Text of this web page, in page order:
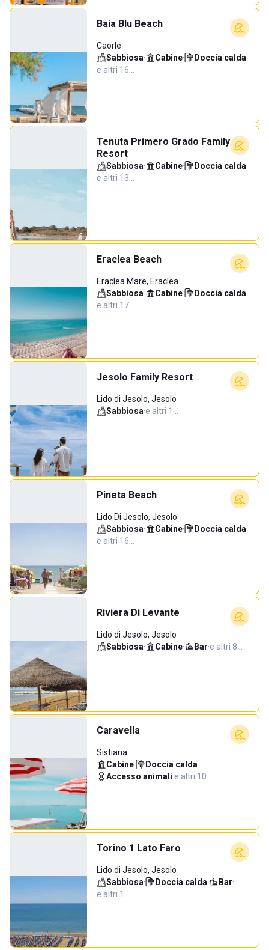
Baia Blu Beach
Caorle
Sabbiosa· Cabine· Doccia calda·
e altri 16…
Tenuta Primero Grado Family
Resort
Sabbiosa· Cabine· Doccia calda·
e altri 13…
Eraclea Beach
Eraclea Mare, Eraclea
Sabbiosa· Cabine· Doccia calda·
e altri 17…
Jesolo Family Resort
Lido di Jesolo, Jesolo
Sabbiosa·e altri 1…
Pineta Beach
Lido Di Jesolo, Jesolo
Sabbiosa· Cabine· Doccia calda·
e altri 16…
Riviera Di Levante
Lido di Jesolo, Jesolo
Sabbiosa· Cabine· Bar·e altri 8…
Caravella
Sistiana
Cabine· Doccia calda·
Accesso animali·e altri 10…
Torino 1 Lato Faro
Lido di Jesolo, Jesolo
Sabbiosa· Doccia calda· Bar·
e altri 1…